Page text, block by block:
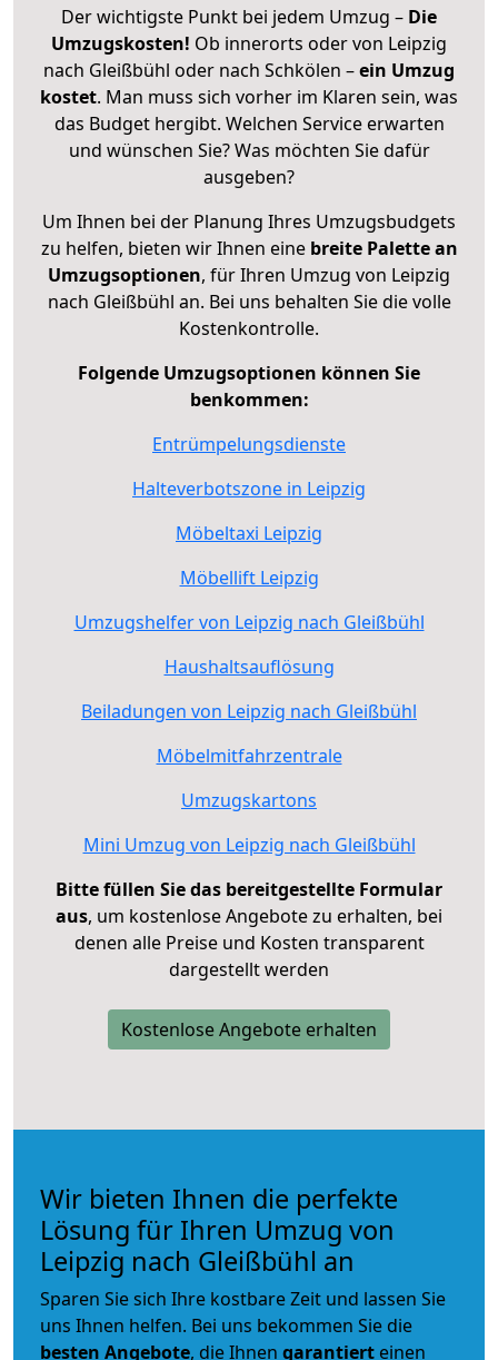
Der wichtigste Punkt bei jedem Umzug – Die
Umzugskosten! Ob innerorts oder von Leipzig
nach Gleißbühl oder nach Schkölen –ein Umzug
kostet. Man muss sich vorher im Klaren sein, was
das Budget hergibt. Welchen Service erwarten
und wünschen Sie? Was möchten Sie dafür
ausgeben?
Um Ihnen bei der Planung Ihres Umzugsbudgets
zu helfen, bieten wir Ihnen eine breite Palette an
Umzugsoptionen, für Ihren Umzug von Leipzig
nach Gleißbühl an. Bei uns behalten Sie die volle
Kostenkontrolle.
Folgende Umzugsoptionen können Sie
benkommen:
Entrümpelungsdienste
Halteverbotszone in Leipzig
Möbeltaxi Leipzig
Möbellift Leipzig
Umzugshelfer von Leipzig nach Gleißbühl
Haushaltsauflösung
Beiladungen von Leipzig nach Gleißbühl
Möbelmitfahrzentrale
Umzugskartons
Mini Umzug von Leipzig nach Gleißbühl
Bitte füllen Sie das bereitgestellte Formular
aus, um kostenlose Angebote zu erhalten, bei
denen alle Preise und Kosten transparent
dargestellt werden
Kostenlose Angebote erhalten
Wir bieten Ihnen die perfekte
Lösung für Ihren Umzug von
Leipzig nach Gleißbühl an
Sparen Sie sich Ihre kostbare Zeit und lassen Sie
uns Ihnen helfen. Bei uns bekommen Sie die
besten Angebote, die Ihnen garantiert einen